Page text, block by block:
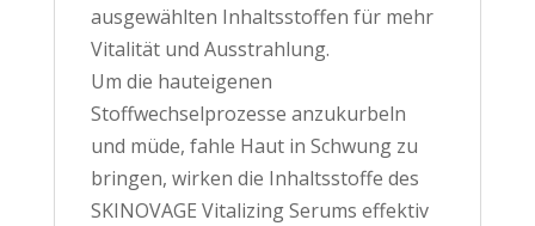
ausgewählten Inhaltsstoffen für mehr
Vitalität und Ausstrahlung.
Um die hauteigenen
Stoffwechselprozesse anzukurbeln
und müde, fahle Haut in Schwung zu
bringen, wirken die Inhaltsstoffe des
SKINOVAGE Vitalizing Serums effektiv